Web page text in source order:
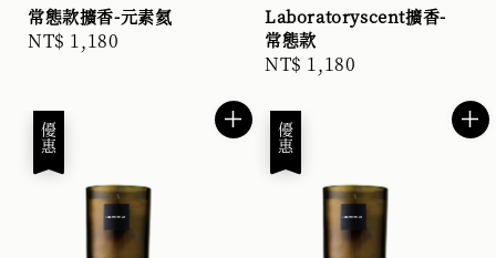
常態款擴香-元素氦
Regular
NT$ 1,180
Laboratoryscent擴香-
常態款
Regular
NT$ 1,180
優惠 優惠